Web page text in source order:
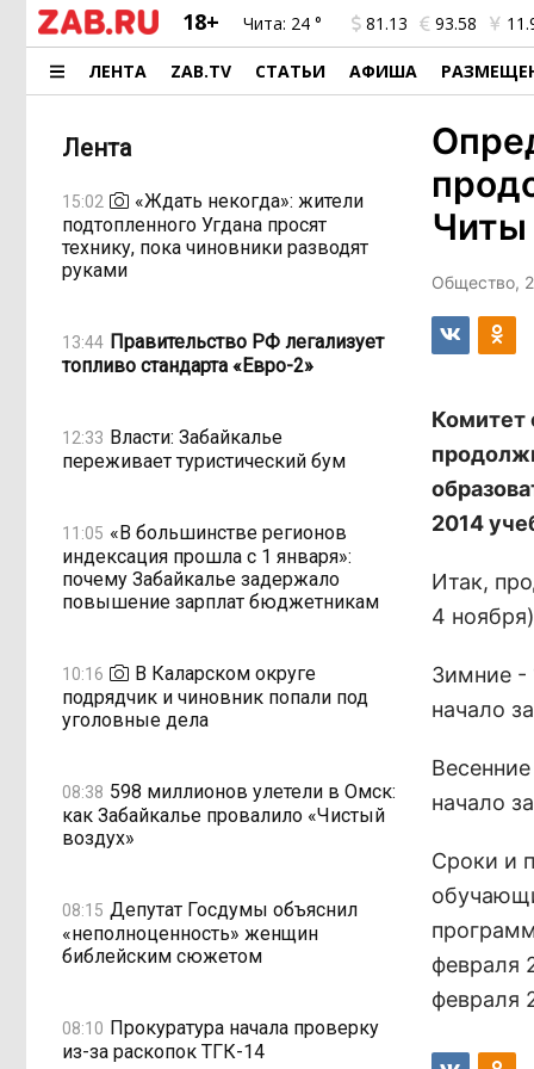
18+ Чита: 24 ° 81.13 93.58
ЛЕНТА ZAB.TV СТАТЬИ АФИША
Лента
15:02
«Ждать некогда»: жители
подтопленного Угдана просят
технику, пока чиновники разводят
руками
13:44 Правительство РФ легализует
топливо стандарта «Евро-2»
12:33 Власти: Забайкалье
переживает туристический бум
11:05 «В большинстве регионов
индексация прошла с 1 января»:
почему Забайкалье задержало
повышение зарплат бюджетникам
10:16
В Каларском округе
подрядчик и чиновник попали под
уголовные дела
08:38 598 миллионов улетели в Омск:
как Забайкалье провалило «Чистый
воздух»
08:15 Депутат Госдумы объяснил
«неполноценность» женщин
библейским сюжетом
08:10 Прокуратура начала проверку
из-за раскопок ТГК-14
Читы
Общество,
Комитет
2014
Итак,
4
Зимние -
начало
начало
Сроки и
февраля
февраля